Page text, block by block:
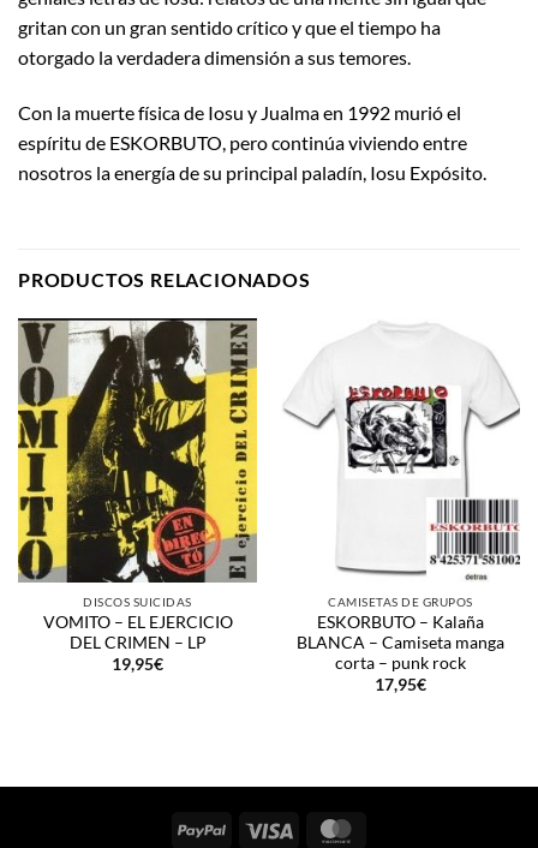
gritan con un gran sentido crítico y que el tiempo ha
otorgado la verdadera dimensión a sus temores.
Con la muerte física de Iosu y Jualma en 1992 murió el
espíritu de ESKORBUTO, pero continúa viviendo entre
nosotros la energía de su principal paladín, Iosu Expósito.
PRODUCTOS RELACIONADOS
DISCOS SUICIDAS
VOMITO – EL EJERCICIO
DEL CRIMEN – LP
19,95€
CAMISETAS DE GRUPOS
ESKORBUTO – Kalaña
BLANCA – Camiseta manga
corta – punk rock
17,95€
PayPal Visa